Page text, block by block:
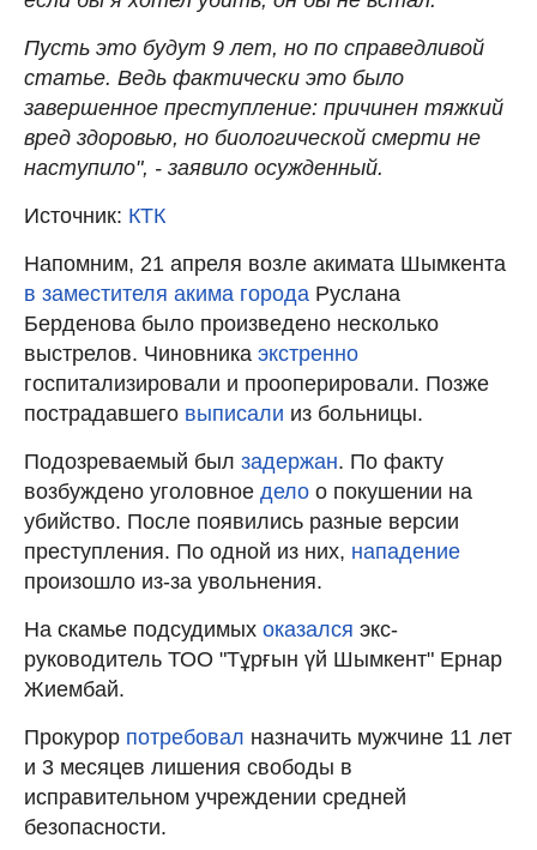
Пусть это будут 9 лет, но по справедливой
статье. Ведь фактически это было
завершенное преступление: причинен тяжкий
вред здоровью, но биологической смерти не
наступило", - заявило осужденный.
Источник: КТК
Напомним, 21 апреля возле акимата Шымкента
в заместителя акима города Руслана
Берденова было произведено несколько
выстрелов. Чиновника экстренно
госпитализировали и прооперировали. Позже
пострадавшего выписали из больницы.
Подозреваемый был задержан. По факту
возбуждено уголовное дело о покушении на
убийство. После появились разные версии
преступления. По одной из них, нападение
произошло из-за увольнения.
На скамье подсудимых оказался экс-
руководитель ТОО "Тұрғын үй Шымкент" Ернар
Жиембай.
Прокурор потребовал назначить мужчине 11 лет
и 3 месяцев лишения свободы в
исправительном учреждении средней
безопасности.